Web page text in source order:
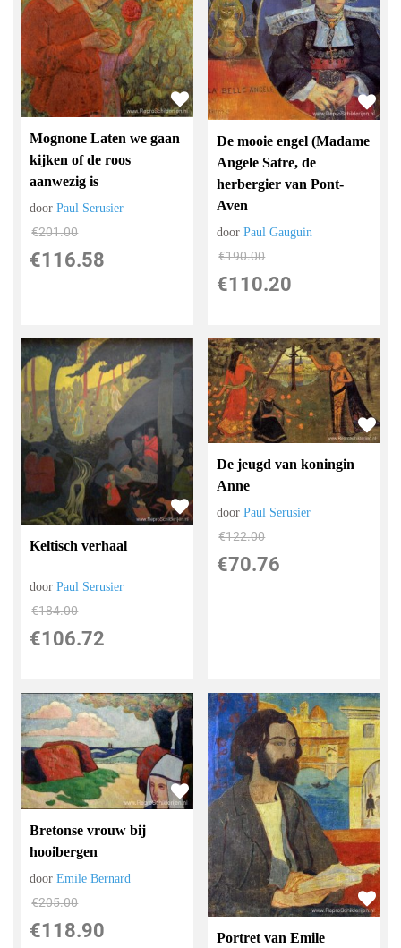
Mognone Laten we gaan
kijken of de roos
aanwezig is
doorPaul Serusier
€201.00
€116.58
De mooie engel (Madame
Angele Satre, de
herbergier van Pont-
Aven
doorPaul Gauguin
€190.00
€110.20
Keltisch verhaal
doorPaul Serusier
€184.00
€106.72
De jeugd van koningin
Anne
doorPaul Serusier
€122.00
€70.76
Bretonse vrouw bij
hooibergen
doorEmile Bernard
€205.00
€118.90
Portret van Emile